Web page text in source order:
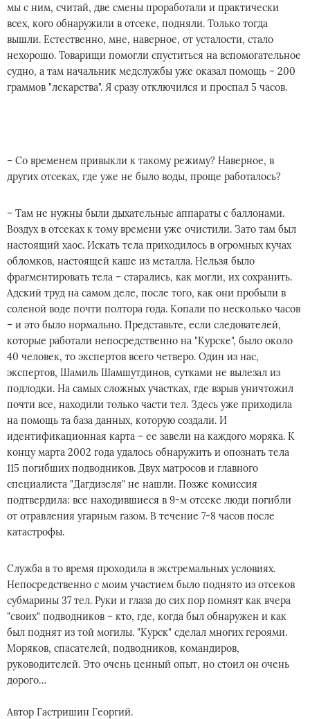
мы с ним, считай, две смены проработали и практически
всех, кого обнаружили в отсеке, подняли. Только тогда
вышли. Естественно, мне, наверное, от усталости, стало
нехорошо. Товарищи помогли спуститься на вспомогательное
судно, а там начальник медслужбы уже оказал помощь – 200
граммов "лекарства". Я сразу отключился и проспал 5 часов.
– Со временем привыкли к такому режиму? Наверное, в
других отсеках, где уже не было воды, проще работалось?
– Там не нужны были дыхательные аппараты с баллонами.
Воздух в отсеках к тому времени уже очистили. Зато там был
настоящий хаос. Искать тела приходилось в огромных кучах
обломков, настоящей каше из металла. Нельзя было
фрагментировать тела – старались, как могли, их сохранить.
Адский труд на самом деле, после того, как они пробыли в
соленой воде почти полтора года. Копали по несколько часов
– и это было нормально. Представьте, если следователей,
которые работали непосредственно на "Курске", было около
40 человек, то экспертов всего четверо. Один из нас,
экспертов, Шамиль Шамшутдинов, сутками не вылезал из
подлодки. На самых сложных участках, где взрыв уничтожил
почти все, находили только части тел. Здесь уже приходила
на помощь та база данных, которую создали. И
идентификационная карта – ее завели на каждого моряка. К
концу марта 2002 года удалось обнаружить и опознать тела
115 погибших подводников. Двух матросов и главного
специалиста "Дагдизеля" не нашли. Позже комиссия
подтвердила: все находившиеся в 9-м отсеке люди погибли
от отравления угарным газом. В течение 7-8 часов после
катастрофы.
Служба в то время проходила в экстремальных условиях.
Непосредственно с моим участием было поднято из отсеков
субмарины 37 тел. Руки и глаза до сих пор помнят как вчера
"своих" подводников – кто, где, когда был обнаружен и как
был поднят из той могилы. "Курск" сделал многих героями.
Моряков, спасателей, подводников, командиров,
руководителей. Это очень ценный опыт, но стоил он очень
дорого…⁠⁠⁠⁠
Автор Гастришин Георгий.